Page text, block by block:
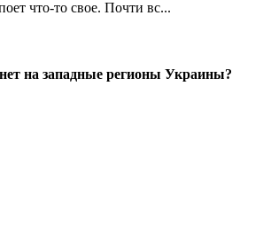
что-то свое. Почти вс...
на западные регионы Украины?